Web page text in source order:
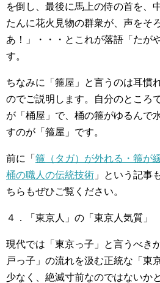
を倒し、最後に馬上の侍の首を、
たんに花火見物の群衆が、声をそ
あ！」・・・とこれが落語「たが
す。
ちなみに「箍屋」と言うのは耳慣
のでご説明します。自分のところ
が「桶屋」で、桶の箍がゆるんで
すのが「箍屋」です。
前に「 箍（タガ）が外れる・箍が
桶の職人の伝統技術 」という記事
ちらもぜひご覧ください。
４．「東京人」の「東京人気質」
現代では「東京っ子」と言うべき
戸っ子」の流れを汲む正統な「東
少なく、絶滅寸前なのではないか